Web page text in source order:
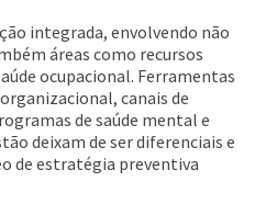
integrada, envolvendo não
áreas como recursos
ocupacional. Ferramentas
canais de
de saúde mental e
deixam de ser diferenciais e
de estratégia preventiva